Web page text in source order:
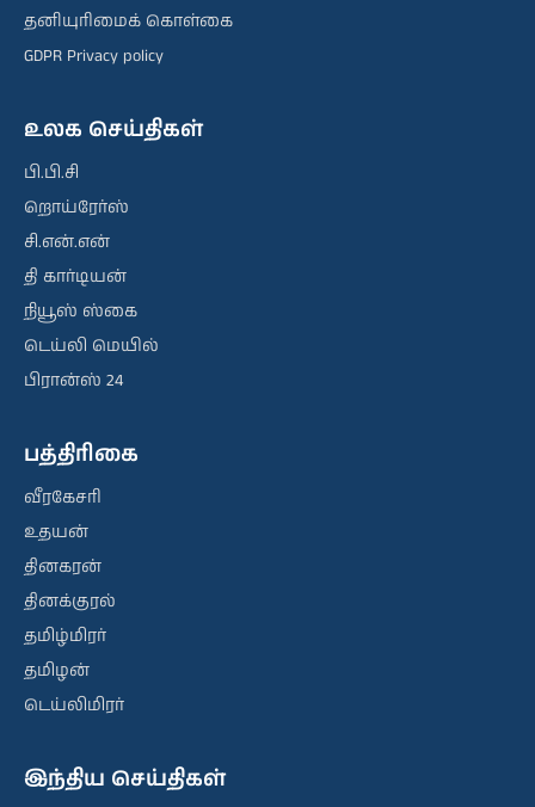
தனியுரிமைக் கொள்கை
GDPR Privacy policy
உலக செய்திகள்
பி.பி.சி
றொய்ரேர்ஸ்
சி.என்.என்
தி கார்டியன்
நியூஸ் ஸ்கை
டெய்லி மெயில்
பிரான்ஸ் 24
பத்திரிகை
வீரகேசரி
உதயன்
தினகரன்
தினக்குரல்
தமிழ்மிரர்
தமிழன்
டெய்லிமிரர்
இந்திய செய்திகள்